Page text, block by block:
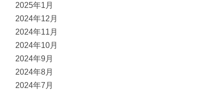
2025年1月
2024年12月
2024年11月
2024年10月
2024年9月
2024年8月
2024年7月